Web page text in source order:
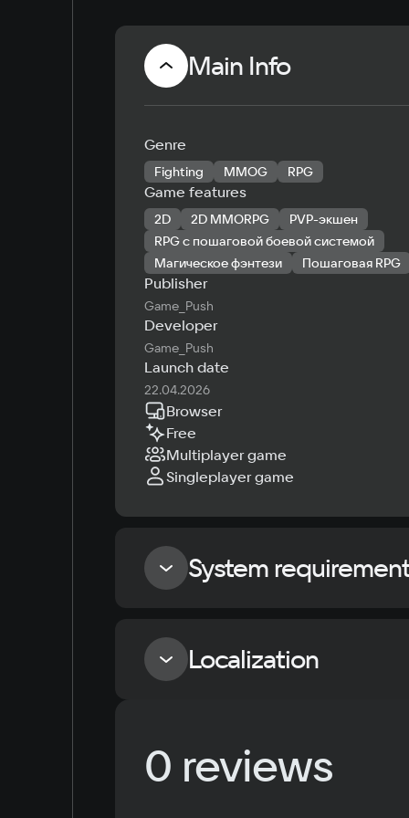
Main Info
Genre
Fighting MMOG RPG
Game features
2D 2D MMORPG
PVP-экшен
RPG с пошаговой боевой системой
Магическое фэнтези
Пошаговая RPG
Publisher
Game_Push
Developer
Game_Push
Launch date
22.04.2026
Browser
Free
Multiplayer game
Singleplayer game
System
Minimum
Localization
Russian
English
0 reviews